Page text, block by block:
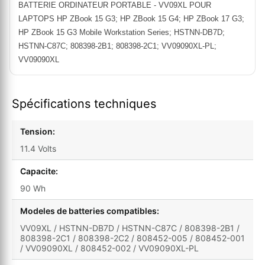
BATTERIE ORDINATEUR PORTABLE - VV09XL POUR
LAPTOPS HP ZBook 15 G3; HP ZBook 15 G4; HP ZBook 17 G3;
HP ZBook 15 G3 Mobile Workstation Series; HSTNN-DB7D;
HSTNN-C87C; 808398-2B1; 808398-2C1; VV09090XL-PL;
VV09090XL
Spécifications techniques
Tension:
11.4 Volts
Capacite:
90 Wh
Modeles de batteries compatibles:
VV09XL / HSTNN-DB7D / HSTNN-C87C / 808398-2B1 /
808398-2C1 / 808398-2C2 / 808452-005 / 808452-001
/ VV09090XL / 808452-002 / VV09090XL-PL